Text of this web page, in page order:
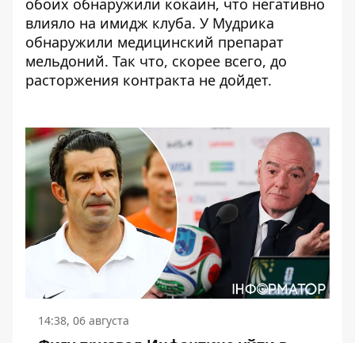
обоих обнаружили кокаин, что негативно
влияло на имидж клуба. У Мудрика
обнаружили медицинский препарат
мельдоний. Так что, скорее всего, до
расторжения контракта не дойдет.
14:38, 06 августа